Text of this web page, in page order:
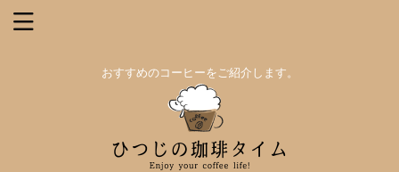
おすすめのコーヒーをご紹介します。